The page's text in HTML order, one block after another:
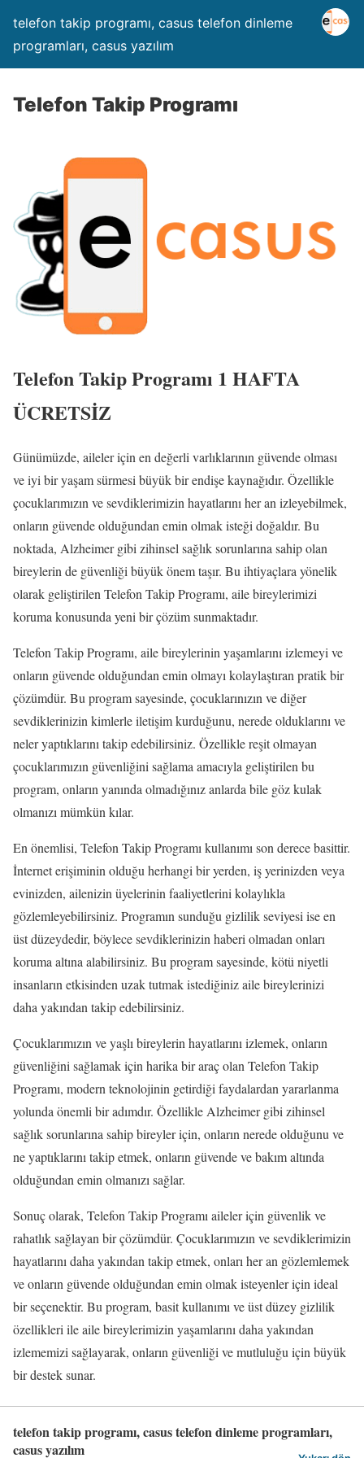
telefon takip programı, casus telefon dinleme
programları, casus yazılım
Telefon Takip Programı
Telefon Takip Programı 1 HAFTA
ÜCRETSİZ
Günümüzde, aileler için en değerli varlıklarının güvende olması
ve iyi bir yaşam sürmesi büyük bir endişe kaynağıdır. Özellikle
çocuklarımızın ve sevdiklerimizin hayatlarını her an izleyebilmek,
onların güvende olduğundan emin olmak isteği doğaldır. Bu
noktada, Alzheimer gibi zihinsel sağlık sorunlarına sahip olan
bireylerin de güvenliği büyük önem taşır. Bu ihtiyaçlara yönelik
olarak geliştirilen Telefon Takip Programı, aile bireylerimizi
koruma konusunda yeni bir çözüm sunmaktadır.
Telefon Takip Programı, aile bireylerinin yaşamlarını izlemeyi ve
onların güvende olduğundan emin olmayı kolaylaştıran pratik bir
çözümdür. Bu program sayesinde, çocuklarınızın ve diğer
sevdiklerinizin kimlerle iletişim kurduğunu, nerede olduklarını ve
neler yaptıklarını takip edebilirsiniz. Özellikle reşit olmayan
çocuklarımızın güvenliğini sağlama amacıyla geliştirilen bu
program, onların yanında olmadığınız anlarda bile göz kulak
olmanızı mümkün kılar.
En önemlisi, Telefon Takip Programı kullanımı son derece basittir.
İnternet erişiminin olduğu herhangi bir yerden, iş yerinizden veya
evinizden, ailenizin üyelerinin faaliyetlerini kolaylıkla
gözlemleyebilirsiniz. Programın sunduğu gizlilik seviyesi ise en
üst düzeydedir, böylece sevdiklerinizin haberi olmadan onları
koruma altına alabilirsiniz. Bu program sayesinde, kötü niyetli
insanların etkisinden uzak tutmak istediğiniz aile bireylerinizi
daha yakından takip edebilirsiniz.
Çocuklarımızın ve yaşlı bireylerin hayatlarını izlemek, onların
güvenliğini sağlamak için harika bir araç olan Telefon Takip
Programı, modern teknolojinin getirdiği faydalardan yararlanma
yolunda önemli bir adımdır. Özellikle Alzheimer gibi zihinsel
sağlık sorunlarına sahip bireyler için, onların nerede olduğunu ve
ne yaptıklarını takip etmek, onların güvende ve bakım altında
olduğundan emin olmanızı sağlar.
Sonuç olarak, Telefon Takip Programı aileler için güvenlik ve
rahatlık sağlayan bir çözümdür. Çocuklarımızın ve sevdiklerimizin
hayatlarını daha yakından takip etmek, onları her an gözlemlemek
ve onların güvende olduğundan emin olmak isteyenler için ideal
bir seçenektir. Bu program, basit kullanımı ve üst düzey gizlilik
özellikleri ile aile bireylerimizin yaşamlarını daha yakından
izlememizi sağlayarak, onların güvenliği ve mutluluğu için büyük
bir destek sunar.
telefon takip programı, casus telefon dinleme programları,
casus yazılım